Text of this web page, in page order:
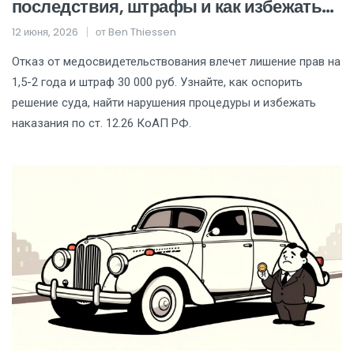
последствия, штрафы и как избежать
лишения прав
12 июня, 2026 от Ben Thiessen
Отказ от медосвидетельствования влечет лишение прав на
1,5-2 года и штраф 30 000 руб. Узнайте, как оспорить
решение суда, найти нарушения процедуры и избежать
наказания по ст. 12.26 КоАП РФ.